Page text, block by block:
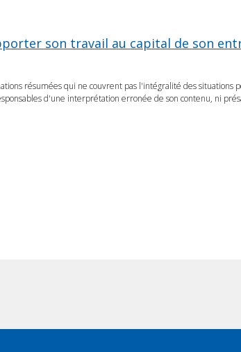
son travail au capital de son
résumées qui ne couvrent pas l'intégralité des situations
d'une interprétation erronée de son contenu, ni